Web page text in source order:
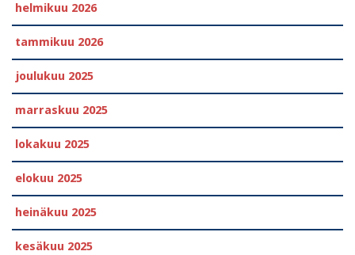
helmikuu 2026
tammikuu 2026
joulukuu 2025
marraskuu 2025
lokakuu 2025
elokuu 2025
heinäkuu 2025
kesäkuu 2025